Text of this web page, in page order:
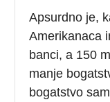
Apsurdno je,
Amerikanaca
banci, a 150
manje
bogatstvo